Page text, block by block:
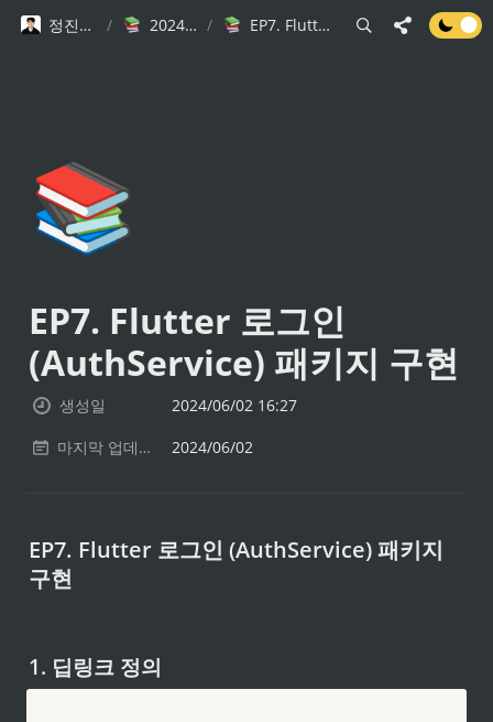
정진규 Software Engineer / 2024 소프트웨어 마에스트로 Serverless Mobile Service Stack 강의자료 / EP7. Flutter 로그인 (AuthService) 패키지 구현
📚
EP7. Flutter 로그인
(AuthService) 패키지 구현
생성일
2024/06/02 16:27
마지막 업데이트
2024/06/02
EP7. Flutter 로그인 (AuthService) 패키지
구현
1. 딥링크 정의